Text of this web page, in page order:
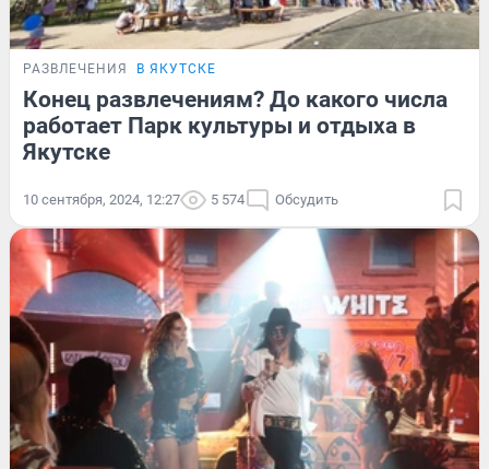
РАЗВЛЕЧЕНИЯ В ЯКУТСКЕ
Конец развлечениям? До какого числа
работает Парк культуры и отдыха в
Якутске
10 сентября, 2024, 12:27 5 574 Обсудить